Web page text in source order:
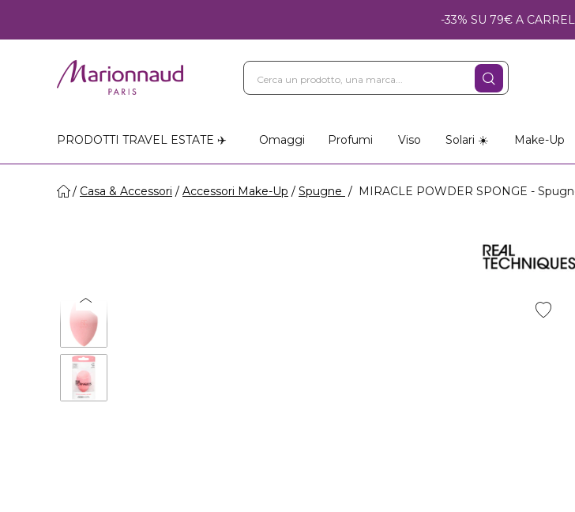
-33% SU 79€ A
PRODOTTI TRAVEL ESTATE ✈️ Omaggi Profumi Viso Solari ☀️ Make-Up
Casa & Accessori Accessori Make-Up Spugne MIRACLE POWDER SPONGE -